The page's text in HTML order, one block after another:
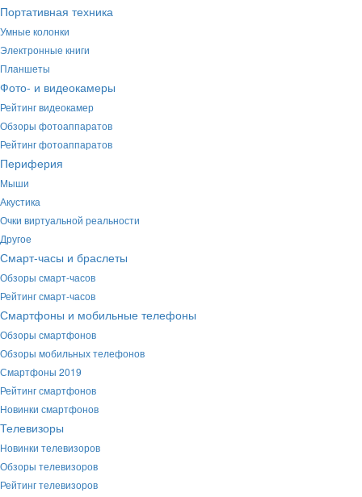
Портативная техника
Умные колонки
Электронные книги
Планшеты
Фото- и видеокамеры
Рейтинг видеокамер
Обзоры фотоаппаратов
Рейтинг фотоаппаратов
Периферия
Мыши
Акустика
Очки виртуальной реальности
Другое
Смарт-часы и браслеты
Обзоры смарт-часов
Рейтинг смарт-часов
Смартфоны и мобильные телефоны
Обзоры смартфонов
Обзоры мобильных телефонов
Смартфоны 2019
Рейтинг смартфонов
Новинки смартфонов
Телевизоры
Новинки телевизоров
Обзоры телевизоров
Рейтинг телевизоров